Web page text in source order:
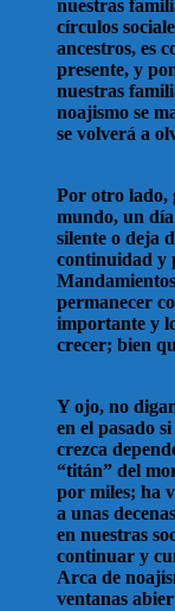
nuestras
círculos
ancestros, es
presente, y
nuestras
noajismo se
se volverá a
Por otro lado,
mundo, un día
silente o deja
continuidad y
permanecer
importante y
crecer; bien
Y ojo, no
en el pasado
crezca
“titán” del
por miles; ha
a unas
en nuestras
continuar y
Arca de
ventanas